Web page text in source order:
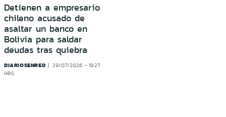
Detienen a empresario
chileno acusado de
asaltar un banco en
Bolivia para saldar
deudas tras quiebra
DIARIOSENRED
29/07/2026 - 19:27
HRS